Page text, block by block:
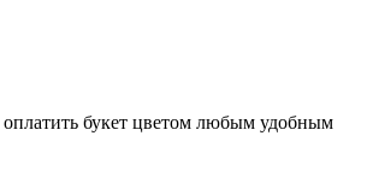
букет цветом любым удобным